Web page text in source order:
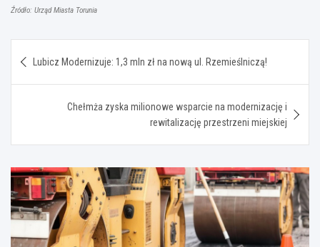
Źródło: Urząd Miasta Torunia
wpisu
Lubicz Modernizuje: 1,3 mln zł na nową ul. Rzemieślniczą!
Chełmża zyska milionowe wsparcie na modernizację i
rewitalizację przestrzeni miejskiej